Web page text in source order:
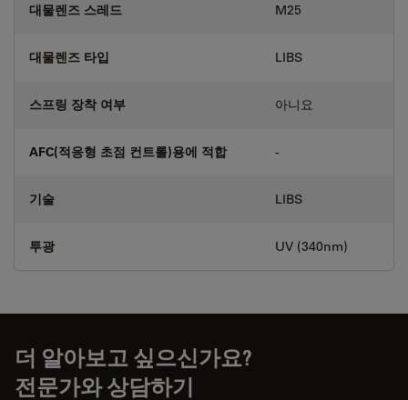
대물렌즈 스레드 M25
대물렌즈 타입 LIBS
스프링 장착 여부 아니요
AFC(적응형 초점 컨트롤)용에 적합 -
기술 LIBS
투광 UV (340nm)
더 알아보고 싶으신가요?
전문가와 상담하기